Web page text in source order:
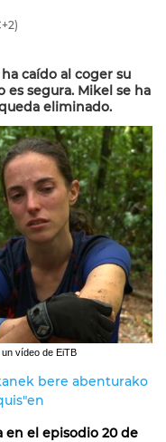
caído al coger su
segura. Mikel se ha
eliminado.
vídeo de EiTB
bere abenturako
en el episodio 20 de